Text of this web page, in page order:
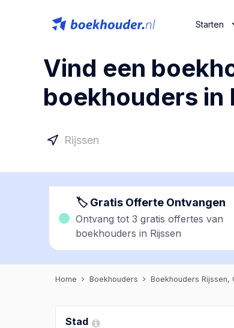
Starten
Vind een
boekhouders in
🏷 Gratis Offerte Ontvangen
Ontvang tot 3 gratis offertes van
boekhouders in Rijssen
Home Boekhouders Boekhouders Rijssen,
Stad